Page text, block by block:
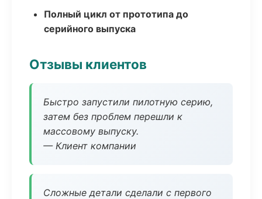
Полный цикл от прототипа до
серийного выпуска
Отзывы клиентов
Быстро запустили пилотную серию,
затем без проблем перешли к
массовому выпуску.
— Клиент компании
Сложные детали сделали с первого